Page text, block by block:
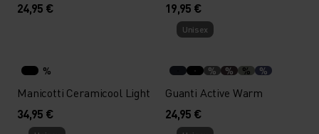
24,95 €
19,95 €
%
Manicotti Ceramicool Light
34,95 €
Unisex
% % % %
Guanti Active Warm
24,95 €